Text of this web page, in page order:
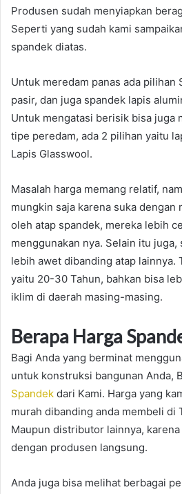
Produsen sudah menyiapkan
Seperti yang sudah kami
spandek diatas.
Untuk meredam panas ada pilihan
pasir, dan juga spandek lapis
Untuk mengatasi berisik bisa juga
tipe peredam, ada 2 pilihan yaitu
Lapis Glasswool.
Masalah harga memang relatif,
mungkin saja karena suka dengan
oleh atap spandek, mereka lebih
menggunakan nya. Selain itu
lebih awet dibanding atap lainnya.
yaitu 20-30 Tahun, bahkan bisa
iklim di daerah masing-masing.
Berapa Harga
Bagi Anda yang berminat
untuk konstruksi bangunan Anda,
Spandek dari Kami. Harga yang
murah dibanding anda membeli di
Maupun distributor lainnya,
dengan produsen langsung.
Anda juga bisa melihat berbagai